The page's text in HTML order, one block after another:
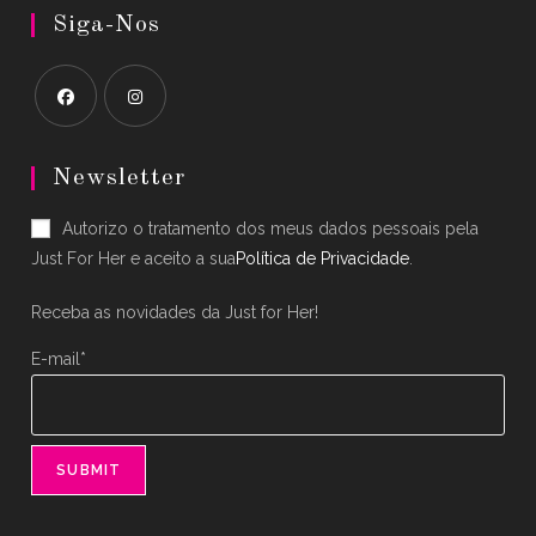
Siga-Nos
in
new
tab
in
new
tab
Newsletter
Autorizo o tratamento dos meus dados pessoais pela
Just For Her e aceito a suaPolítica de Privacidade
Receba as novidades da Just for Her!
E-mail*